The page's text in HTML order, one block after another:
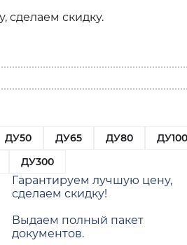
сделаем скидку.
ДУ50 ДУ65 ДУ80 ДУ100
ДУ300
Гарантируем лучшую цену,
сделаем скидку!
Выдаем полный пакет
документов.